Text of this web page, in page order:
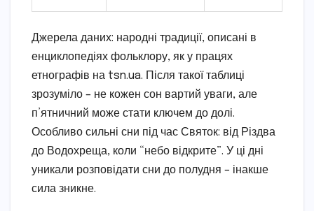
Джерела даних: народні традиції, описані в
енциклопедіях фольклору, як у працях
етнографів на tsn.ua. Після такої таблиці
зрозуміло – не кожен сон вартий уваги, але
п’ятничний може стати ключем до долі.
Особливо сильні сни під час Святок: від Різдва
до Водохреща, коли “небо відкрите”. У ці дні
уникали розповідати сни до полудня – інакше
сила зникне.